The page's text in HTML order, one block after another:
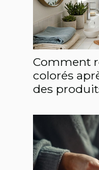
Comment
colorés
des